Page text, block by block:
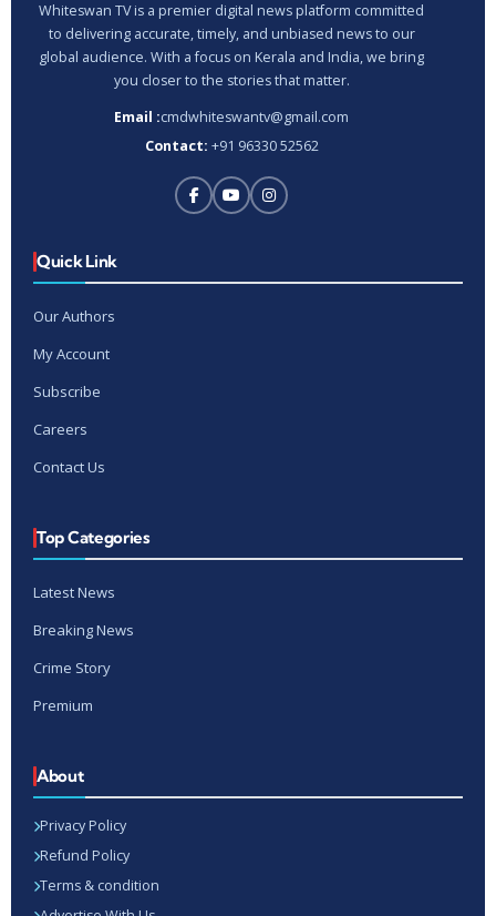
Whiteswan TV is a premier digital news platform committed
to delivering accurate, timely, and unbiased news to our
global audience. With a focus on Kerala and India, we bring
you closer to the stories that matter.
Email :cmdwhiteswantv@gmail.com
Contact: +91 96330 52562
Quick Link
Our Authors
My Account
Subscribe
Careers
Contact Us
Top Categories
Latest News
Breaking News
Crime Story
Premium
About
Privacy Policy
Refund Policy
Terms & condition